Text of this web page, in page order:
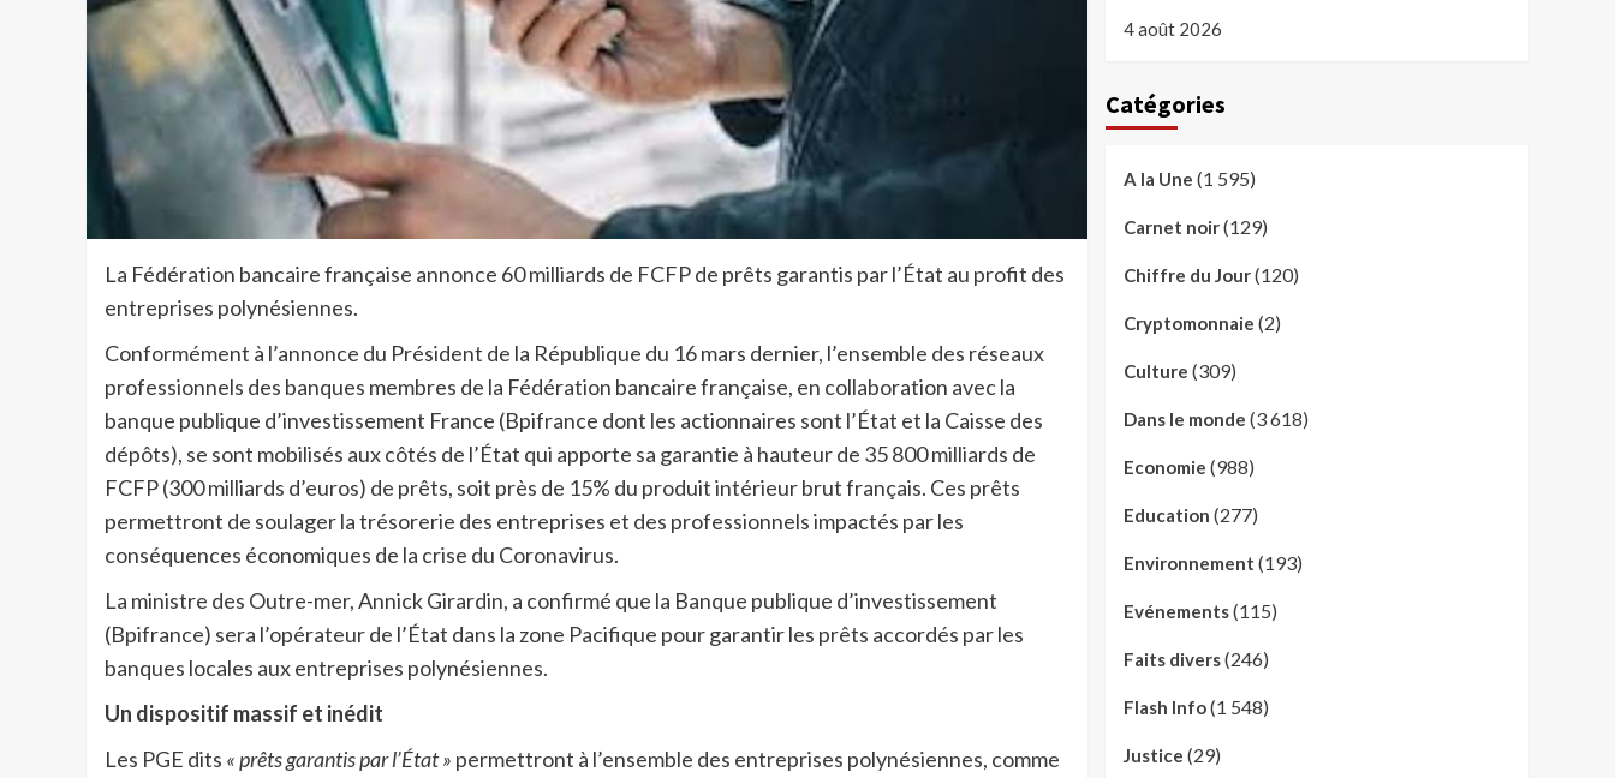
La Fédération bancaire française annonce 60 milliards de FCFP de prêts garantis par l’État au profit des
entreprises polynésiennes.
Conformément à l’annonce du Président de la République du 16 mars dernier, l’ensemble des réseaux
professionnels des banques membres de la Fédération bancaire française, en collaboration avec la
banque publique d’investissement France (Bpifrance dont les actionnaires sont l’État et la Caisse des
dépôts), se sont mobilisés aux côtés de l’État qui apporte sa garantie à hauteur de 35 800 milliards de
FCFP (300 milliards d’euros) de prêts, soit près de 15% du produit intérieur brut français. Ces prêts
permettront de soulager la trésorerie des entreprises et des professionnels impactés par les
conséquences économiques de la crise du Coronavirus.
La ministre des Outre-mer, Annick Girardin, a confirmé que la Banque publique d’investissement
(Bpifrance) sera l’opérateur de l’État dans la zone Pacifique pour garantir les prêts accordés par les
banques locales aux entreprises polynésiennes.
Un dispositif massif et inédit
Les PGE dits « prêts garantis par l’État » permettront à l’ensemble des entreprises polynésiennes, comme
4 août 2026
Catégories
A la Une (1 595)
Carnet noir(129)
Chiffre du Jour(120)
Cryptomonnaie (2)
Culture (309)
Dans le monde (3 618)
Economie (988)
Education (277)
Environnement (193)
Evénements(115)
Faits divers(246)
Flash Info(1 548)
Justice (29)